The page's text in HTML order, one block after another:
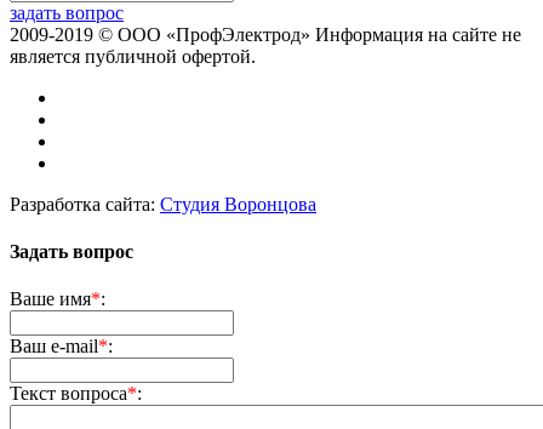
задать вопрос
2009-2019 © ООО «ПрофЭлектрод» Информация на сайте не
является публичной офертой.
Разработка сайта: Студия Воронцова
Задать вопрос
Ваше имя*:
Ваш e-mail*:
Текст вопроса*: